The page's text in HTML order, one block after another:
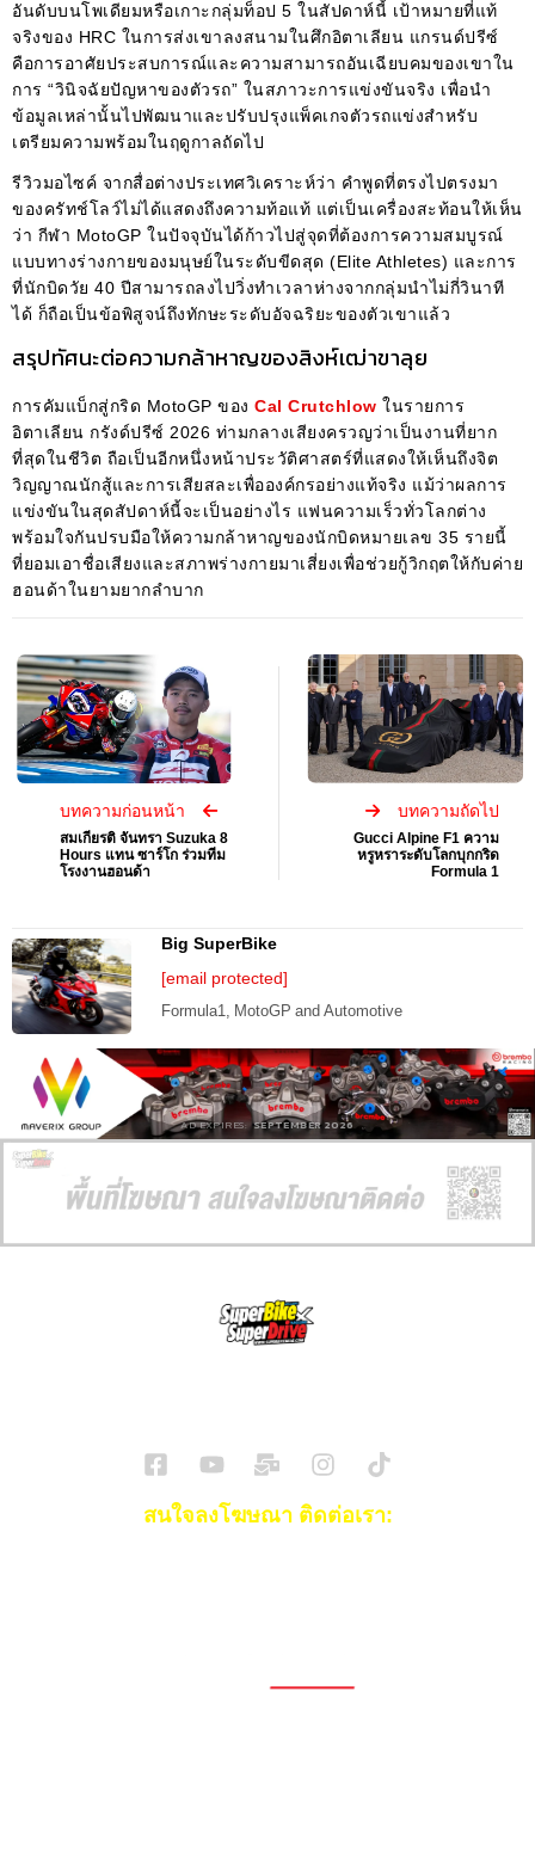
อันดับบนโพเดียมหรือเกาะกลุ่มท็อป 5 ในสัปดาห์นี้ เป้าหมายที่แท้
จริงของ HRC ในการส่งเขาลงสนามในศึกอิตาเลียน แกรนด์ปรีซ์
คือการอาศัยประสบการณ์และความสามารถอันเฉียบคมของเขาใน
การ “วินิจฉัยปัญหาของตัวรถ” ในสภาวะการแข่งขันจริง เพื่อนำ
ข้อมูลเหล่านั้นไปพัฒนาและปรับปรุงแพ็คเกจตัวรถแข่งสำหรับ
เตรียมความพร้อมในฤดูกาลถัดไป
รีวิวมอไซค์ จากสื่อต่างประเทศวิเคราะห์ว่า คำพูดที่ตรงไปตรงมา
ของครัทช์โลว์ไม่ได้แสดงถึงความท้อแท้ แต่เป็นเครื่องสะท้อนให้เห็น
ว่า กีฬา MotoGP ในปัจจุบันได้ก้าวไปสู่จุดที่ต้องการความสมบูรณ์
แบบทางร่างกายของมนุษย์ในระดับขีดสุด (Elite Athletes) และการ
ที่นักบิดวัย 40 ปีสามารถลงไปวิ่งทำเวลาห่างจากกลุ่มนำไม่กี่วินาที
ได้ ก็ถือเป็นข้อพิสูจน์ถึงทักษะระดับอัจฉริยะของตัวเขาแล้ว
สรุปทัศนะต่อความกล้าหาญของสิงห์เฒ่าขาลุย
การคัมแบ็กสู่กริด MotoGP ของ Cal Crutchlow ในรายการ
อิตาเลียน กรังด์ปรีซ์ 2026 ท่ามกลางเสียงครวญว่าเป็นงานที่ยาก
ที่สุดในชีวิต ถือเป็นอีกหนึ่งหน้าประวัติศาสตร์ที่แสดงให้เห็นถึงจิต
วิญญาณนักสู้และการเสียสละเพื่อองค์กรอย่างแท้จริง แม้ว่าผลการ
แข่งขันในสุดสัปดาห์นี้จะเป็นอย่างไร แฟนความเร็วทั่วโลกต่าง
พร้อมใจกันปรบมือให้ความกล้าหาญของนักบิดหมายเลข 35 รายนี้
ที่ยอมเอาชื่อเสียงและสภาพร่างกายมาเสี่ยงเพื่อช่วยกู้วิกฤตให้กับค่าย
ฮอนด้าในยามยากลำบาก
บทความก่อนหน้า
สมเกียรติ จันทรา Suzuka 8
Hours แทน ซาร์โก ร่วมทีม
โรงงานฮอนด้า
บทความถัดไป
Gucci Alpine F1 ความ
หรูหราระดับโลกบุกกริด
Formula 1
Big SuperBike
[email protected]
Formula1, MotoGP and Automotive
AD EXPIRES: SEPTEMBER 2026
สนใจลงโฆษณา ติดต่อเรา: